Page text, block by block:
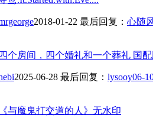
2018-01-22 最后回复： 心随
个房间，四个婚礼和一个葬礼 国
2025-06-28 最后回复： lysooy06-
与魔鬼打交道的人》无水印